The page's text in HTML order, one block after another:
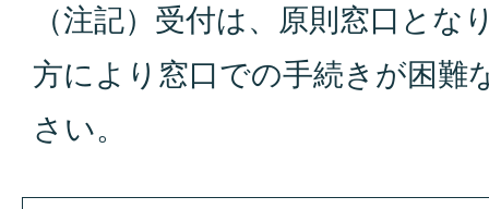
（注記）受付は、原則窓口とな
方により窓口での手続きが困難
さい。